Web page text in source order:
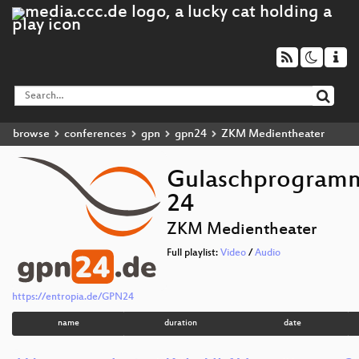
browse conferences gpn gpn24 ZKM Medientheater
24
ZKM Medientheater
Full playlist:Video /Audio
https://entropia.de/GPN24
name duration date